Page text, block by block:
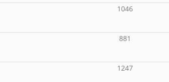
1046
881
1247